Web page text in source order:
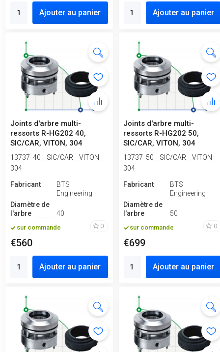
Ajouter au panier Ajouter au panier
Joints d'arbre multi-
ressorts R-HG202 40,
SIC/CAR, VITON, 304
13737_40__SIC/CAR__VITON__
304
Fabricant
BTS
Engineering
Diamètre de
l'arbre
40
sur commande 0
€560
Ajouter au panier
Joints d'arbre multi-
ressorts R-HG202 50,
SIC/CAR, VITON, 304
13737_50__SIC/CAR__VITON__
304
Fabricant
BTS
Engineering
Diamètre de
l'arbre
50
sur commande 0
€699
Ajouter au panier